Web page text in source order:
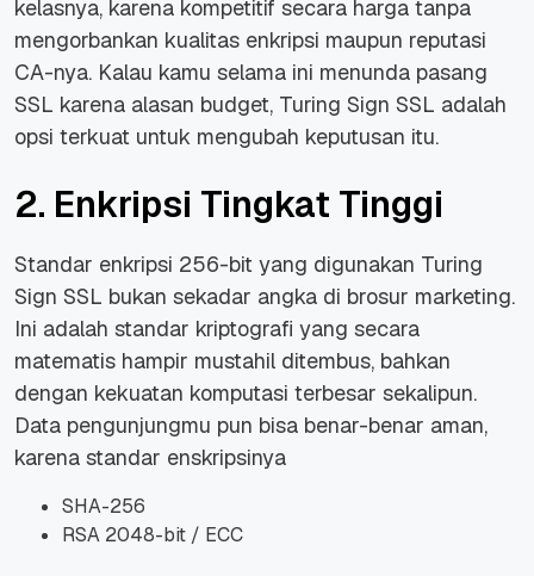
kelasnya, karena kompetitif secara harga tanpa
mengorbankan kualitas enkripsi maupun reputasi
CA-nya. Kalau kamu selama ini menunda pasang
SSL karena alasan budget, Turing Sign SSL adalah
opsi terkuat untuk mengubah keputusan itu.
2. Enkripsi Tingkat Tinggi
Standar enkripsi 256-bit yang digunakan Turing
Sign SSL bukan sekadar angka di brosur marketing.
Ini adalah standar kriptografi yang secara
matematis hampir mustahil ditembus, bahkan
dengan kekuatan komputasi terbesar sekalipun.
Data pengunjungmu pun bisa benar-benar aman,
karena standar enskripsinya
SHA-256
RSA 2048-bit / ECC